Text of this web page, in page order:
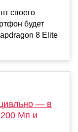
своего
будет
8 Elite
— в
Мп и